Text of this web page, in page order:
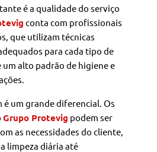
é a qualidade do serviço
conta com profissionais
que utilizam técnicas
para cada tipo de
alto padrão de higiene e
um grande diferencial. Os
Grupo Protevig podem ser
as necessidades do cliente,
limpeza diária até